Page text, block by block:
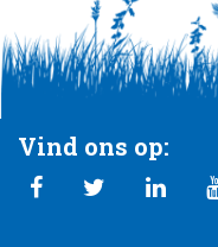
Vind ons op: